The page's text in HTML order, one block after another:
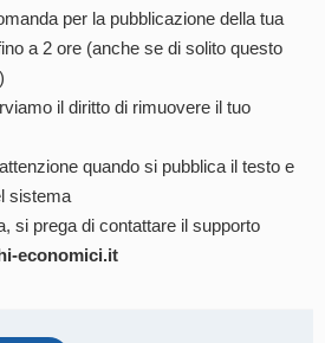
per la pubblicazione della tua
a 2 ore (anche se di solito questo
il diritto di rimuovere il tuo
quando si pubblica il testo e
sistema
si prega di contattare il supporto
economici.it